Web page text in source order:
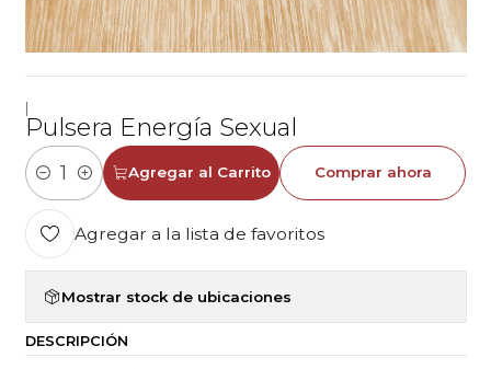
Pulsera Energía Sexual
Cantidad
Agregar al Carrito Comprar ahora
Agregar a la lista de favoritos
Mostrar stock de ubicaciones
DESCRIPCIÓN